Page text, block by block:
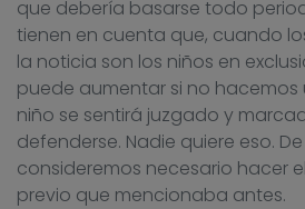
que debería basarse todo
tienen en cuenta que, cuando
la noticia son los niños en
puede aumentar si no hacemos
niño se sentirá juzgado y
defenderse. Nadie quiere eso.
consideremos necesario hacer
previo que mencionaba antes.